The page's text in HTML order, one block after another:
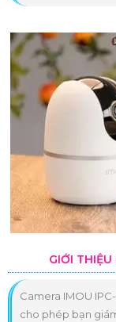
GIỚI
Camera IMOU
cho phép bạn